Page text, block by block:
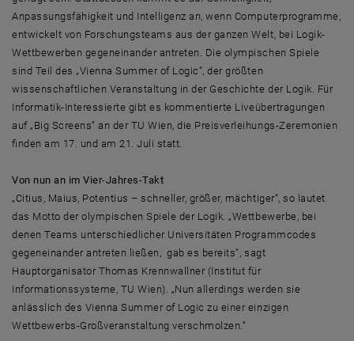
Anpassungsfähigkeit und Intelligenz an, wenn Computerprogramme,
entwickelt von Forschungsteams aus der ganzen Welt, bei Logik-
Wettbewerben gegeneinander antreten. Die olympischen Spiele
sind Teil des „Vienna Summer of Logic“, der größten
wissenschaftlichen Veranstaltung in der Geschichte der Logik. Für
Informatik-Interessierte gibt es kommentierte Liveübertragungen
auf „Big Screens“ an der TU Wien, die Preisverleihungs-Zeremonien
finden am 17. und am 21. Juli statt.
Von nun an im Vier-Jahres-Takt
„Citius, Maius, Potentius – schneller, größer, mächtiger“, so lautet
das Motto der olympischen Spiele der Logik. „Wettbewerbe, bei
denen Teams unterschiedlicher Universitäten Programmcodes
gegeneinander antreten ließen, gab es bereits“, sagt
Hauptorganisator Thomas Krennwallner (Institut für
Informationssysteme, TU Wien). „Nun allerdings werden sie
anlässlich des Vienna Summer of Logic zu einer einzigen
Wettbewerbs-Großveranstaltung verschmolzen.“